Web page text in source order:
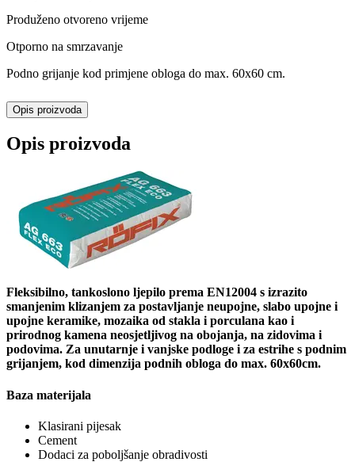
Produženo otvoreno vrijeme
Otporno na smrzavanje
Podno grijanje kod primjene obloga do max. 60x60 cm.
Opis proizvoda
Opis proizvoda
Fleksibilno, tankoslono ljepilo prema EN12004 s izrazito
smanjenim klizanjem za postavljanje neupojne, slabo upojne i
upojne keramike, mozaika od stakla i porculana kao i
prirodnog kamena neosjetljivog na obojanja, na zidovima i
podovima. Za unutarnje i vanjske podloge i za estrihe s podnim
grijanjem, kod dimenzija podnih obloga do max. 60x60cm.
Baza materijala
Klasirani pijesak
Cement
Dodaci za poboljšanje obradivosti